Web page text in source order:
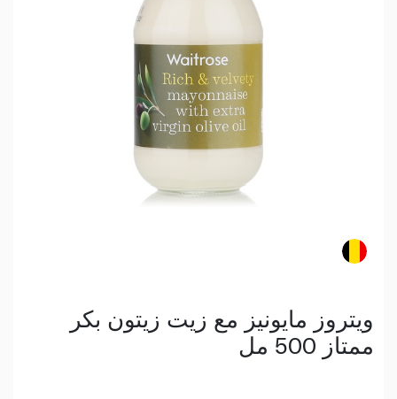
ويتروز مايونيز مع زيت زيتون بكر
ممتاز 500 مل